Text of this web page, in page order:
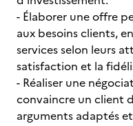
- Élaborer une offre
aux besoins clients,
services selon leurs
satisfaction et la
- Réaliser une
convaincre un client
arguments adaptés